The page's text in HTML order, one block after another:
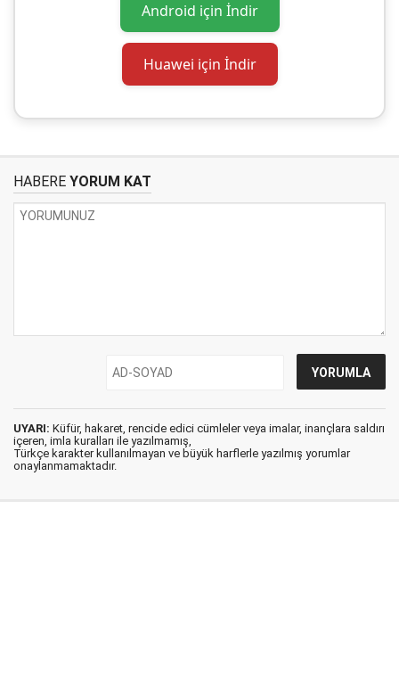
Android için İndir
Huawei için İndir
HABERE YORUM KAT
UYARI: Küfür, hakaret, rencide edici cümleler veya imalar, inançlara saldırı
içeren, imla kuralları ile yazılmamış,
Türkçe karakter kullanılmayan ve büyük harflerle yazılmış yorumlar
onaylanmamaktadır.